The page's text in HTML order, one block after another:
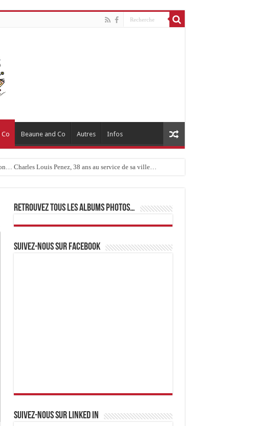
Beaune and Co Autres Infos
Charles Louis Penez, 38 ans au service de sa ville…
Retrouvez tous les albums photos…
Suivez-nous sur Facebook
Suivez-nous sur linked IN